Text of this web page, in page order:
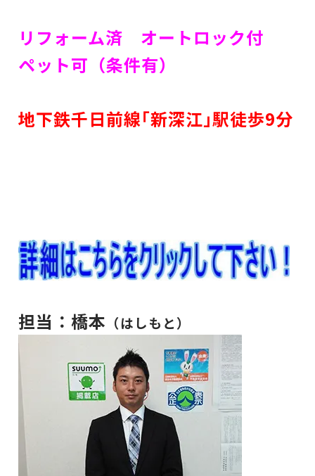
リフォーム済 オートロック付
ペット可（条件有）
地下鉄千日前線｢新深江｣駅徒歩9分
担当：橋本 （はしもと）